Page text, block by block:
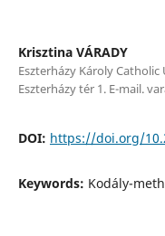
Krisztina VÁRADY
Eszterházy Károly
Eszterházy tér 1. E-mail.
DOI: https://doi.org/
Keywords: Kodály-